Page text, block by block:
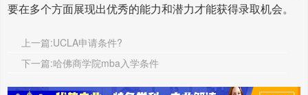
要在多个方面展现出优秀的能力和潜力才能获得录取机会。
上一篇:UCLA申请条件?
下一篇:哈佛商学院mba入学条件